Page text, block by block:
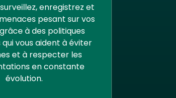
enregistrez et
pesant sur vos
à des politiques
vous aident à éviter
et à respecter les
en constante
évolution.